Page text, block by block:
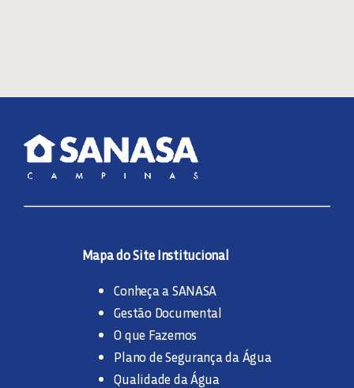
Mapa do Site Institucional
Conheça a SANASA
Gestão Documental
O que Fazemos
Plano de Segurança da Água
Qualidade da Água